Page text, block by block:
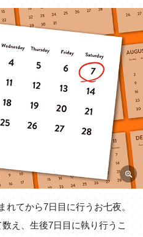
てから7日目に行うお七夜。
え、生後7日目に執り行うこ